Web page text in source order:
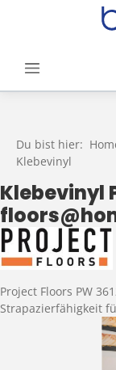
Zum Hauptinhalt
Du bist hier:
Klebevinyl
Klebevinyl
Project Floors PW
Strapazierfähigkeit
Bildergalerie